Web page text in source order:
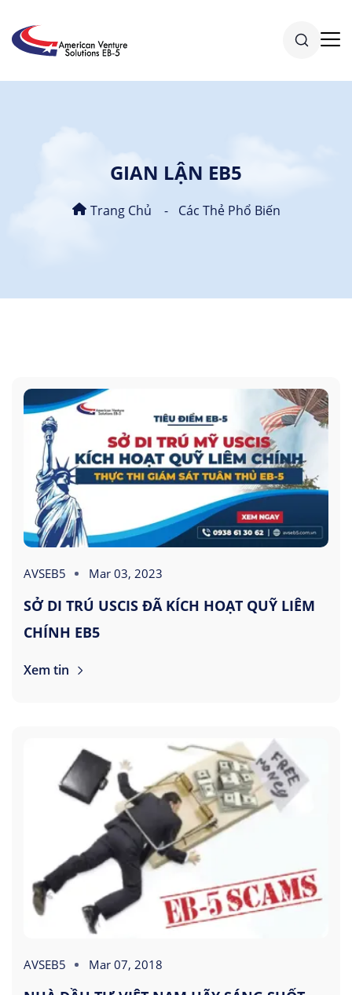
GIAN LẬN EB5
Trang Chủ Các Thẻ Phổ Biến
AVSEB5 Mar 03, 2023
SỞ DI TRÚ USCIS ĐÃ KÍCH HOẠT QUỸ LIÊM
CHÍNH EB5
Xem tin
AVSEB5 Mar 07, 2018